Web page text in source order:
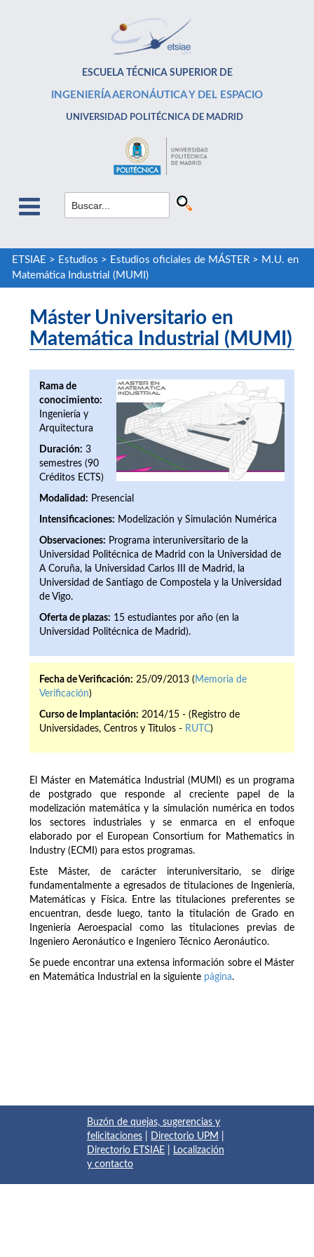
ESCUELA TÉCNICA SUPERIOR DE
INGENIERÍA AERONÁUTICA Y DEL ESPACIO
UNIVERSIDAD POLITÉCNICA DE MADRID
ETSIAE > Estudios > Estudios oficiales de MÁSTER> M.U. en
Matemática Industrial (MUMI)
Máster Universitario en
Matemática Industrial (MUMI)
Rama de
conocimiento:
Ingeniería y
Arquitectura
Duración: 3
semestres (90
Créditos ECTS)
Modalidad: Presencial
Intensificaciones: Modelización y Simulación Numérica
Observaciones: Programa interuniversitario de la
Universidad Politécnica de Madrid con la Universidad de
A Coruña, la Universidad Carlos III de Madrid, la
Universidad de Santiago de Compostela y la Universidad
de Vigo.
Oferta de plazas: 15 estudiantes por año (en la
Universidad Politécnica de Madrid).
Fecha de Verificación: 25/09/2013 ( Memoria de
Verificación)
Curso de Implantación: 2014/15 - (Registro de
Universidades, Centros y Títulos - RUTC)
El Máster en Matemática Industrial (MUMI) es un programa
de postgrado que responde al creciente papel de la
modelización matemática y la simulación numérica en todos
los sectores industriales y se enmarca en el enfoque
elaborado por el European Consortium for Mathematics in
Industry (ECMI) para estos programas.
Este Máster, de carácter interuniversitario, se dirige
fundamentalmente a egresados de titulaciones de Ingeniería,
Matemáticas y Física. Entre las titulaciones preferentes se
encuentran, desde luego, tanto la titulación de Grado en
Ingeniería Aeroespacial como las titulaciones previas de
Ingeniero Aeronáutico e Ingeniero Técnico Aeronáutico.
Se puede encontrar una extensa información sobre el Máster
en Matemática Industrial en la siguiente página.
Buzón de quejas, sugerencias y
felicitaciones
Directorio UPM
Directorio ETSIAE
Localización
y contacto